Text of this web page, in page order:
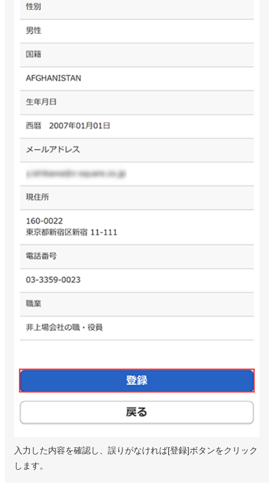
入力した内容を確認し、誤りがなければ[登録]ボタンをクリック
します。